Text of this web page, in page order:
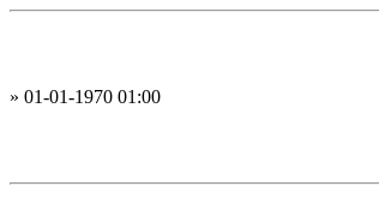
» 01-01-1970 01:00